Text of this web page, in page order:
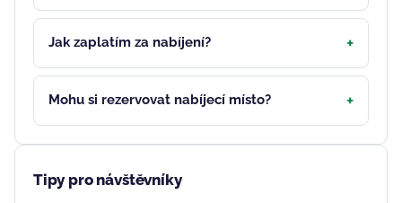
Jak zaplatím za nabíjení?
Mohu si rezervovat nabíjecí místo?
Tipy pro návštěvníky